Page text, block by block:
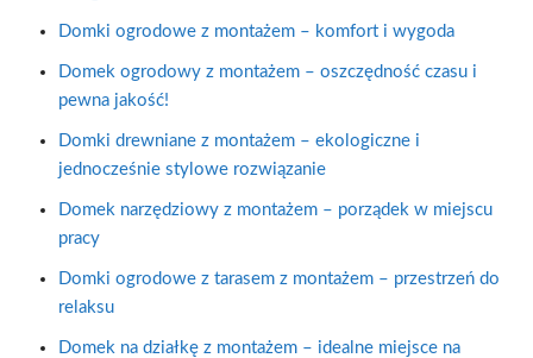
Domki ogrodowe z montażem – komfort i wygoda
Domek ogrodowy z montażem – oszczędność czasu i
pewna jakość!
Domki drewniane z montażem – ekologiczne i
jednocześnie stylowe rozwiązanie
Domek narzędziowy z montażem – porządek w miejscu
pracy
Domki ogrodowe z tarasem z montażem – przestrzeń do
relaksu
Domek na działkę z montażem – idealne miejsce na